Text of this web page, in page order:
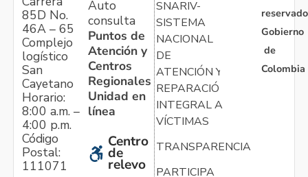
85D No.
46A – 65
Complejo
logístico
San
Cayetano
Horario:
8:00 a.m. –
4:00 p.m.
Código
Postal:
111071
Auto
consulta
Puntos de
Atención y
Centros
Regionales
Unidad en
línea
Centro
de
relevo
SNARIV-
SISTEMA
NACIONAL
DE
ATENCIÓN Y
REPARACIÓN
INTEGRAL A
VÍCTIMAS
TRANSPARENCIA
PARTICIPA
Gobierno
de
Colombia